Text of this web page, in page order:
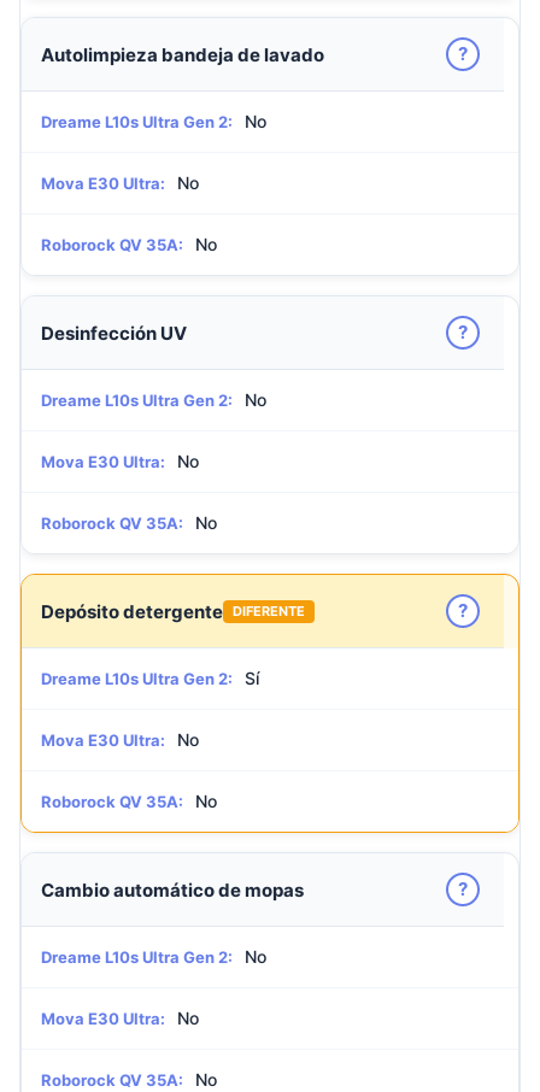
Autolimpieza bandeja de lavado ?
Dreame L10s Ultra Gen 2: No
Mova E30 Ultra: No
Roborock QV 35A: No
Desinfección UV ?
Dreame L10s Ultra Gen 2: No
Mova E30 Ultra: No
Roborock QV 35A: No
Depósito detergente DIFERENTE ?
Dreame L10s Ultra Gen 2: Sí
Mova E30 Ultra: No
Roborock QV 35A: No
Cambio automático de mopas ?
Dreame L10s Ultra Gen 2: No
Mova E30 Ultra: No
Roborock QV 35A: No